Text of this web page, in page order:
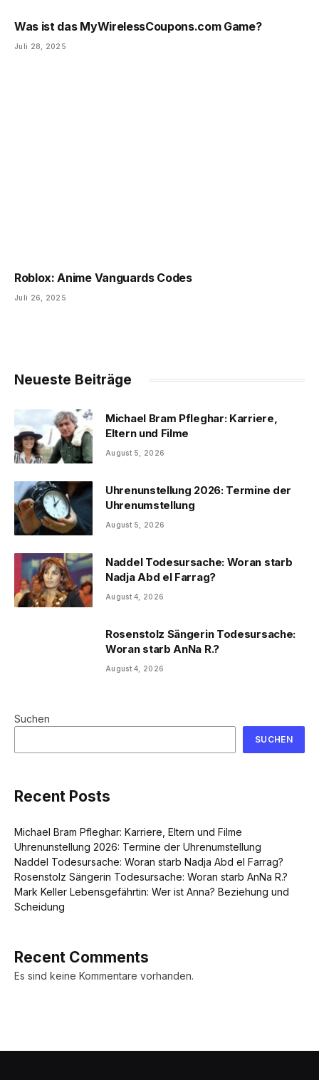
Was ist das MyWirelessCoupons.com Game?
Juli 28, 2025
Roblox: Anime Vanguards Codes
Juli 26, 2025
Neueste Beiträge
Michael Bram Pfleghar: Karriere,
Eltern und Filme
August 5, 2026
Uhrenunstellung 2026: Termine der
Uhrenumstellung
August 5, 2026
Naddel Todesursache: Woran starb
Nadja Abd el Farrag?
August 4, 2026
Rosenstolz Sängerin Todesursache:
Woran starb AnNa R.?
August 4, 2026
Suchen
SUCHEN
Recent Posts
Michael Bram Pfleghar: Karriere, Eltern und Filme
Uhrenunstellung 2026: Termine der Uhrenumstellung
Naddel Todesursache: Woran starb Nadja Abd el Farrag?
Rosenstolz Sängerin Todesursache: Woran starb AnNa R.?
Mark Keller Lebensgefährtin: Wer ist Anna? Beziehung und
Scheidung
Recent Comments
Es sind keine Kommentare vorhanden.